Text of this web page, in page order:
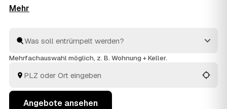
Zeitdruck den erstbesten Betrieb zu nehmen, stellen
undFreiberg. So vergleichen Sie Preise und Termine,
auch wenn es eilig ist. Die Profis kümmern sich ums
Mehrfachauswahl möglich, z. B. Wohnung + Keller.
Angebote ansehen